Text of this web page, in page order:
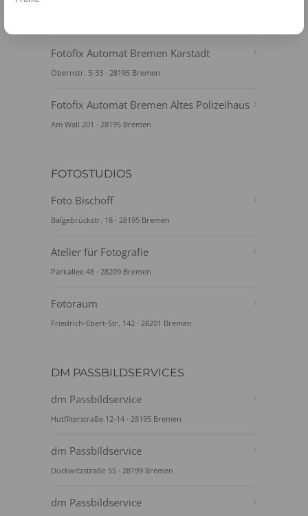
Fotofix Automat Bremen Karstadt
Obernstr. 5-33 · 28195 Bremen
Fotofix Automat Bremen Altes Polizeihaus
Am Wall 201 · 28195 Bremen
FOTOSTUDIOS
Foto Bischoff
Balgebrückstr. 18 · 28195 Bremen
Atelier für Fotografie
Parkallee 48 · 28209 Bremen
Fotoraum
Friedrich-Ebert-Str. 142 · 28201 Bremen
DM PASSBILDSERVICES
dm Passbildservice
Hutfilterstraße 12-14 · 28195 Bremen
dm Passbildservice
Duckwitzstraße 55 · 28199 Bremen
dm Passbildservice